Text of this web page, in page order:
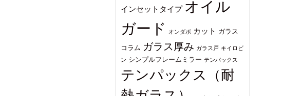
インセットタイプ オイル
ガード
オンダボ カット ガラス
コラム ガラス厚み ガラス戸 キイロビ
ン シンプルフレームミラー テンパックス
テンパックス（耐